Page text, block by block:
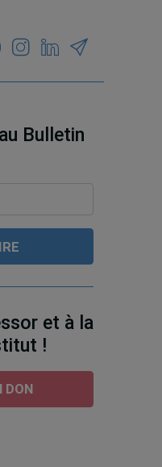
Bulletin
et à la
!
DON